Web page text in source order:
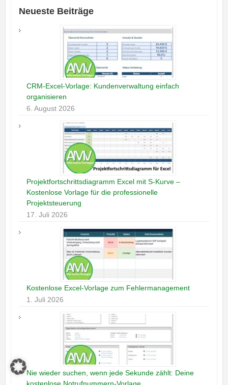
Neueste Beiträge
CRM-Excel-Vorlage: Kundenverwaltung einfach
organisieren
6. August 2026
Projektfortschrittsdiagramm Excel mit S-Kurve –
Kostenlose Vorlage für die professionelle
Projektsteuerung
17. Juli 2026
Kostenlose Excel-Vorlage zum Fehlermanagement
1. Juli 2026
Nie wieder suchen, wenn jede Sekunde zählt: Deine